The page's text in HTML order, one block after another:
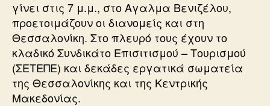
γίνει στις 7 μ.μ., στο Αγαλμα Βενιζέλου,
προετοιμάζουν οι διανομείς και στη
Θεσσαλονίκη. Στο πλευρό τους έχουν το
κλαδικό Συνδικάτο Επισιτισμού – Τουρισμού
(ΣΕΤΕΠΕ) και δεκάδες εργατικά σωματεία
της Θεσσαλονίκης και της Κεντρικής
Μακεδονίας.